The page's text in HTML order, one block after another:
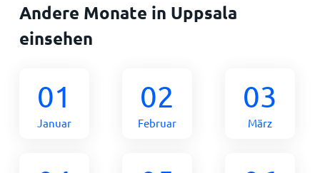
Andere Monate in Uppsala
einsehen
01
Januar
02
Februar
03
März